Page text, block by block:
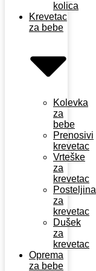
kolica
Krevetac
za bebe
Kolevka
za
bebe
Prenosivi
krevetac
Vrteške
za
krevetac
Posteljina
za
krevetac
Dušek
za
krevetac
Oprema
za bebe